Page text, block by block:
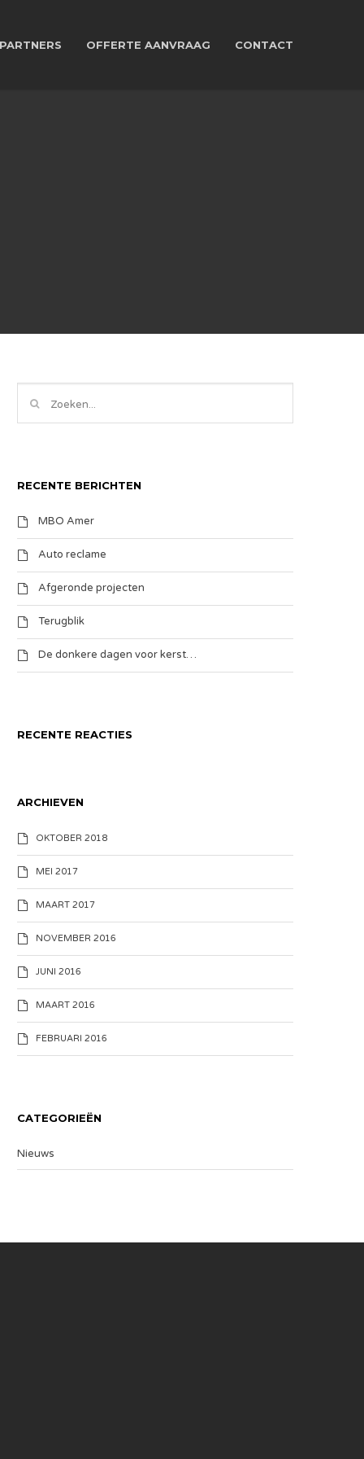
PARTNERS OFFERTE AANVRAAG CONTACT
RECENTE BERICHTEN
MBO Amer
Auto reclame
Afgeronde projecten
Terugblik
De donkere dagen voor kerst…
RECENTE REACTIES
ARCHIEVEN
OKTOBER 2018
MEI 2017
MAART 2017
NOVEMBER 2016
JUNI 2016
MAART 2016
FEBRUARI 2016
CATEGORIEËN
Nieuws